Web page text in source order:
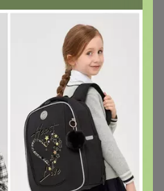
Хит
37р
Лента киперная, 8мм, 20м